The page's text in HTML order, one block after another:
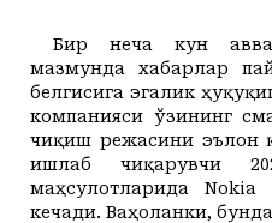
Бир неча кун
мазмунда хабарлар
белгисига эгалик
компанияси ўзининг
чиқиш режасини эълон
ишлаб чиқарувчи
маҳсулотларида
кечади. Ваҳоланки,